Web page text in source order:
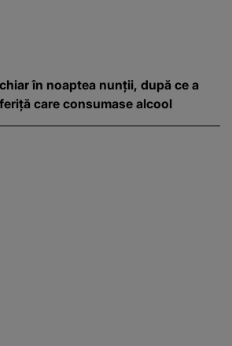
în noaptea nunții, după ce a
care consumase alcool